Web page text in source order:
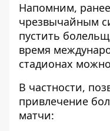
Напомним,
чрезвычайным
пустить
время
стадионах можно
В частности,
привлечение
матчи: